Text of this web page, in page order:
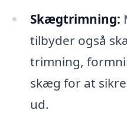
Skægtrimning:
tilbyder også
trimning,
skæg for at
ud.